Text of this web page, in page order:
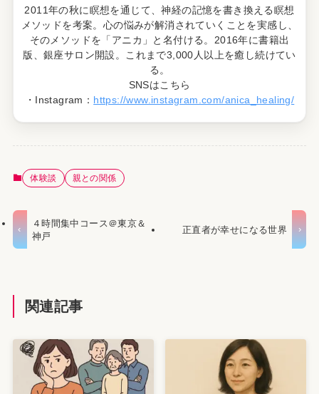
2011年の秋に瞑想を通じて、神経の記憶を書き換える瞑想
メソッドを考案。心の悩みが解消されていくことを実感し、
そのメソッドを「アニカ」と名付ける。2016年に書籍出
版、銀座サロン開設。これまで3,000人以上を癒し続けてい
る。
SNSはこちら
・Instagram： https://www.instagram.com/anica_healing/
体験談 親との関係
４時間集中コース＠東京＆
神戸
正直者が幸せになる世界
関連記事